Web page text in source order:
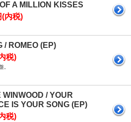
A MILLION KISSES
(内税)
/ ROMEO (EP)
税)
。
WINWOOD / YOUR
IS YOUR SONG (EP)
税)